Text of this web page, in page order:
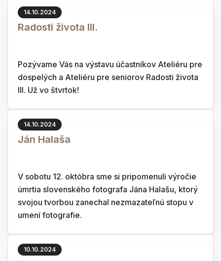
14.10.2024
Radosti života III.
Pozývame Vás na výstavu účastníkov Ateliéru pre
dospelých a Ateliéru pre seniorov Radosti života
III. Už vo štvrtok!
14.10.2024
Ján Halaša
V sobotu 12. októbra sme si pripomenuli výročie
úmrtia slovenského fotografa Jána Halašu, ktorý
svojou tvorbou zanechal nezmazateľnú stopu v
umení fotografie.
10.10.2024